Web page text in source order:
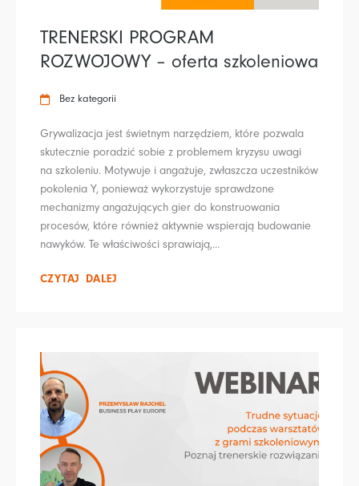
TRENERSKI PROGRAM
ROZWOJOWY – oferta szkoleniowa
Bez kategorii
Grywalizacja jest świetnym narzędziem, które pozwala
skutecznie poradzić sobie z problemem kryzysu uwagi
na szkoleniu. Motywuje i angażuje, zwłaszcza uczestników
pokolenia Y, ponieważ wykorzystuje sprawdzone
mechanizmy angażujących gier do konstruowania
procesów, które również aktywnie wspierają budowanie
nawyków. Te właściwości sprawiają,...
CZYTAJ DALEJ